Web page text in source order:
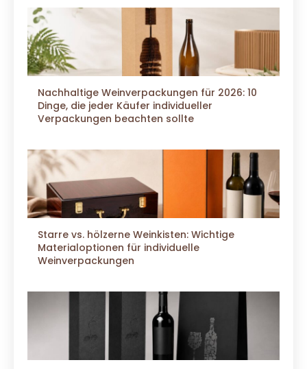
Nachhaltige Weinverpackungen für 2026: 10
Dinge, die jeder Käufer individueller
Verpackungen beachten sollte
Starre vs. hölzerne Weinkisten: Wichtige
Materialoptionen für individuelle
Weinverpackungen